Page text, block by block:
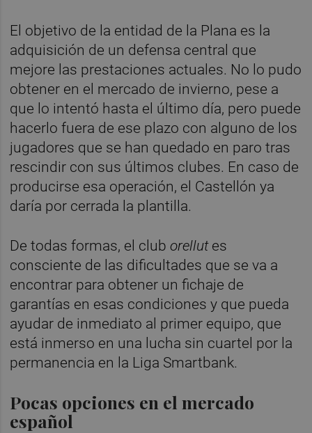
El objetivo de la entidad de la Plana es la
adquisición de un defensa central que
mejore las prestaciones actuales. No lo pudo
obtener en el mercado de invierno, pese a
que lo intentó hasta el último día, pero puede
hacerlo fuera de ese plazo con alguno de los
jugadores que se han quedado en paro tras
rescindir con sus últimos clubes. En caso de
producirse esa operación, el Castellón ya
daría por cerrada la plantilla.
De todas formas, el cluborellut es
consciente de las dificultades que se va a
encontrar para obtener un fichaje de
garantías en esas condiciones y que pueda
ayudar de inmediato al primer equipo, que
está inmerso en una lucha sin cuartel por la
permanencia en la Liga Smartbank.
Pocas opciones en el mercado
español